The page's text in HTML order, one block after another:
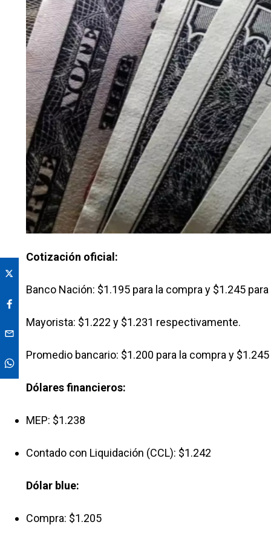
Cotización oficial:
Banco Nación: $1.195 para la compra y $1.245
Mayorista: $1.222 y $1.231 respectivamente.
Promedio bancario: $1.200 para la compra y
Dólares financieros:
MEP: $1.238
Contado con Liquidación (CCL): $1.242
Dólar blue:
Compra: $1.205